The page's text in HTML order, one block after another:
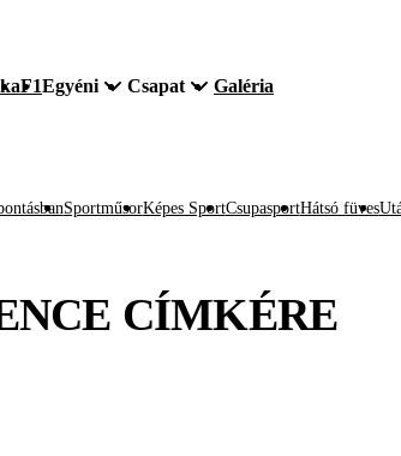
F1Egyéni Csapat Galéria
SportműsorKépes SportCsupasportHátsó füves
CÍMKÉRE